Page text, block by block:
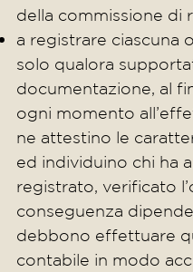
della commissione di
a registrare ciascuna
solo qualora
documentazione, al
ogni momento
ne attestino le
ed individuino chi ha
registrato, verificato
conseguenza
debbono effettuare
contabile in modo